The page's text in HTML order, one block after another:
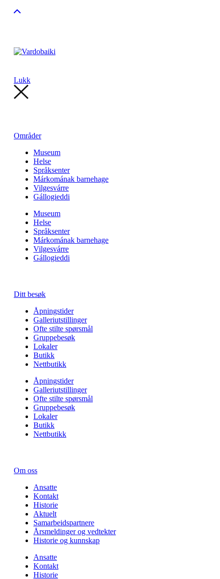
Lukk
Områder
Museum
Helse
Språksenter
Márkomának barnehage
Vilgesvárre
Gállogieddi
Museum
Helse
Språksenter
Márkomának barnehage
Vilgesvárre
Gállogieddi
Ditt besøk
Åpningstider
Galleriutstillinger
Ofte stilte spørsmål
Gruppebesøk
Lokaler
Butikk
Nettbutikk
Åpningstider
Galleriutstillinger
Ofte stilte spørsmål
Gruppebesøk
Lokaler
Butikk
Nettbutikk
Om oss
Ansatte
Kontakt
Historie
Aktuelt
Samarbeids­partnere
Årsmeldinger og vedtekter
Historie og kunnskap
Ansatte
Kontakt
Historie